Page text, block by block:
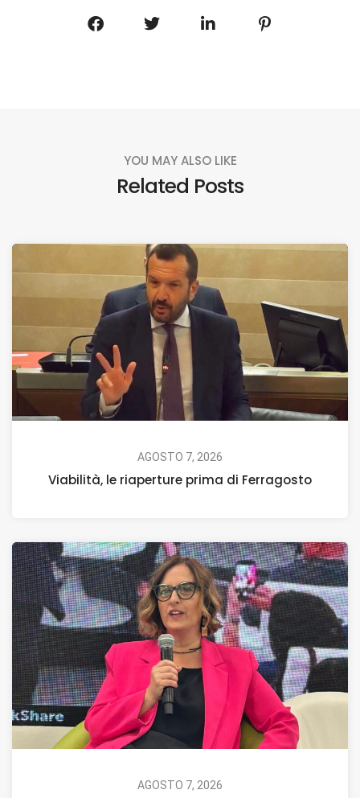
YOU MAY ALSO LIKE
Related Posts
AGOSTO 7, 2026
Viabilità, le riaperture prima di Ferragosto
AGOSTO 7, 2026